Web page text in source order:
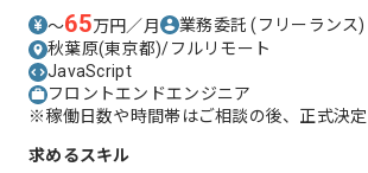
〜65万円／月 業務委託(フリーランス)
秋葉原(東京都)/フルリモート
JavaScript
フロントエンドエンジニア
※稼働日数や時間帯はご相談の後、正式決定
求めるスキル